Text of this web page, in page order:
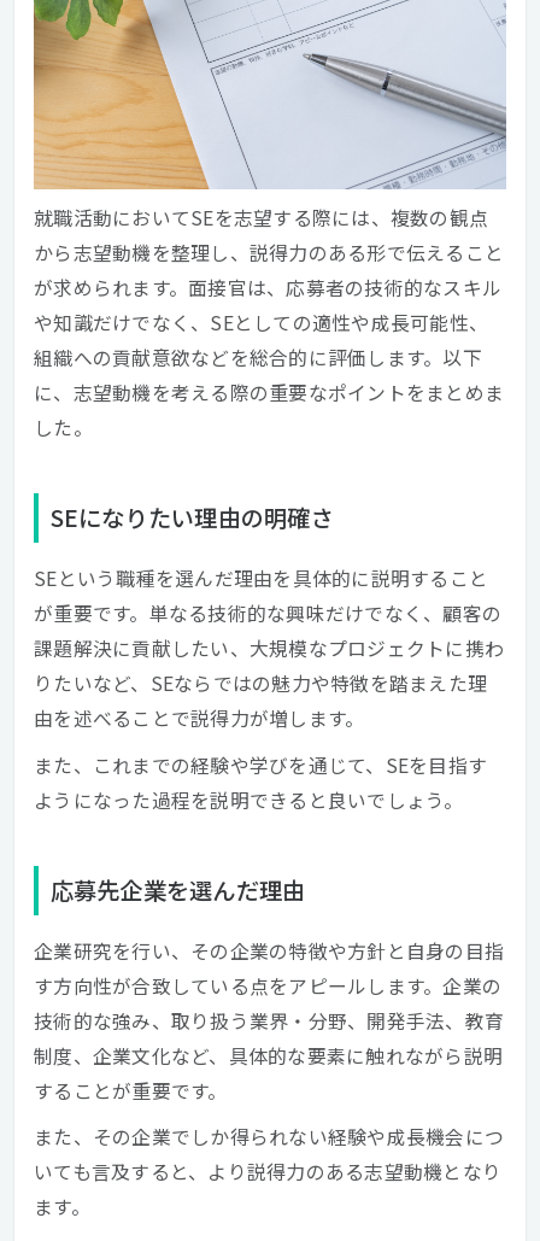
就職活動においてSEを志望する際には、複数の観点
から志望動機を整理し、説得力のある形で伝えること
が求められます。面接官は、応募者の技術的なスキル
や知識だけでなく、SEとしての適性や成長可能性、
組織への貢献意欲などを総合的に評価します。以下
に、志望動機を考える際の重要なポイントをまとめま
した。
SEになりたい理由の明確さ
SEという職種を選んだ理由を具体的に説明すること
が重要です。単なる技術的な興味だけでなく、顧客の
課題解決に貢献したい、大規模なプロジェクトに携わ
りたいなど、SEならではの魅力や特徴を踏まえた理
由を述べることで説得力が増します。
また、これまでの経験や学びを通じて、SEを目指す
ようになった過程を説明できると良いでしょう。
応募先企業を選んだ理由
企業研究を行い、その企業の特徴や方針と自身の目指
す方向性が合致している点をアピールします。企業の
技術的な強み、取り扱う業界・分野、開発手法、教育
制度、企業文化など、具体的な要素に触れながら説明
することが重要です。
また、その企業でしか得られない経験や成長機会につ
いても言及すると、より説得力のある志望動機となり
ます。